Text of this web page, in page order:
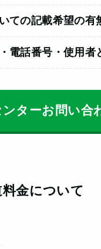
ての記載希望の有
電話番号・使用者
ンターお問い合
金について